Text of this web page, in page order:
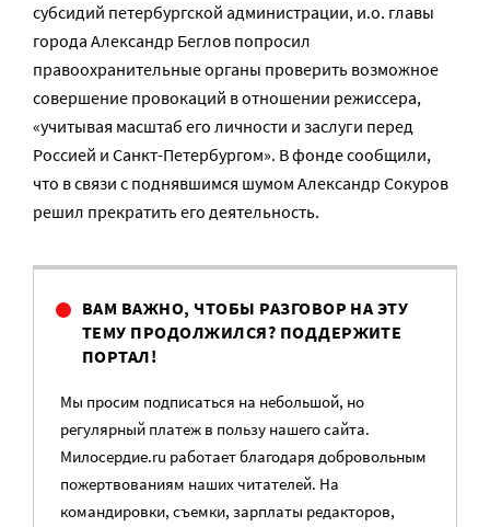
субсидий петербургской администрации, и.о. главы
города Александр Беглов попросил
правоохранительные органы проверить возможное
совершение провокаций в отношении режиссера,
«учитывая масштаб его личности и заслуги перед
Россией и Санкт-Петербургом». В фонде сообщили,
что в связи с поднявшимся шумом Александр Сокуров
решил прекратить его деятельность.
ВАМ ВАЖНО, ЧТОБЫ РАЗГОВОР НА ЭТУ
ТЕМУ ПРОДОЛЖИЛСЯ? ПОДДЕРЖИТЕ
ПОРТАЛ!
Мы просим подписаться на небольшой, но
регулярный платеж в пользу нашего сайта.
Милосердие.ru работает благодаря добровольным
пожертвованиям наших читателей. На
командировки, съемки, зарплаты редакторов,